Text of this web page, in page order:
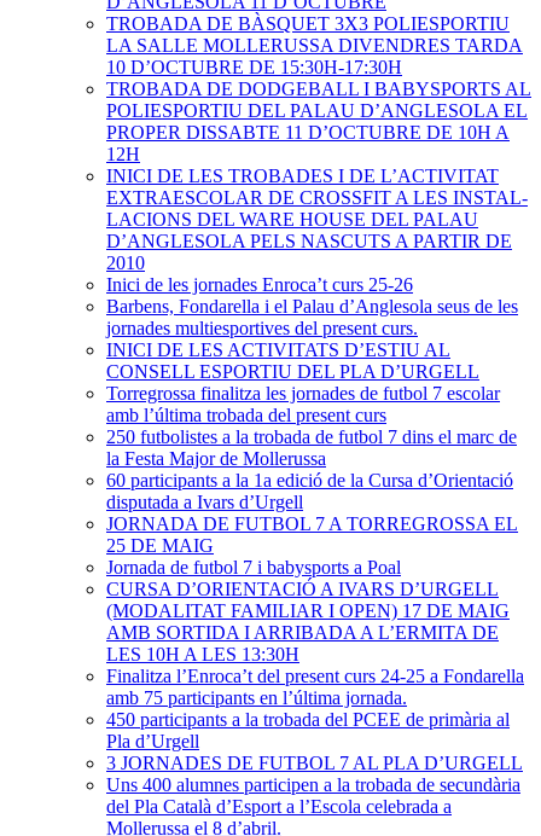
TROBADA DE BÀSQUET 3X3 POLIESPORTIU
LA SALLE MOLLERUSSA DIVENDRES TARDA
10 D’OCTUBRE DE 15:30H-17:30H
TROBADA DE DODGEBALL I BABYSPORTS AL
POLIESPORTIU DEL PALAU D’ANGLESOLA EL
PROPER DISSABTE 11 D’OCTUBRE DE 10H A
12H
INICI DE LES TROBADES I DE L’ACTIVITAT
EXTRAESCOLAR DE CROSSFIT A LES INSTAL-
LACIONS DEL WARE HOUSE DEL PALAU
D’ANGLESOLA PELS NASCUTS A PARTIR DE
2010
Inici de les jornades Enroca’t curs 25-26
Barbens, Fondarella i el Palau d’Anglesola seus de les
jornades multiesportives del present curs.
INICI DE LES ACTIVITATS D’ESTIU AL
CONSELL ESPORTIU DEL PLA D’URGELL
Torregrossa finalitza les jornades de futbol 7 escolar
amb l’última trobada del present curs
250 futbolistes a la trobada de futbol 7 dins el marc de
la Festa Major de Mollerussa
60 participants a la 1a edició de la Cursa d’Orientació
disputada a Ivars d’Urgell
JORNADA DE FUTBOL 7 A TORREGROSSA EL
25 DE MAIG
Jornada de futbol 7 i babysports a Poal
CURSA D’ORIENTACIÓ A IVARS D’URGELL
(MODALITAT FAMILIAR I OPEN) 17 DE MAIG
AMB SORTIDA I ARRIBADA A L’ERMITA DE
LES 10H A LES 13:30H
Finalitza l’Enroca’t del present curs 24-25 a Fondarella
amb 75 participants en l’última jornada.
450 participants a la trobada del PCEE de primària al
Pla d’Urgell
3 JORNADES DE FUTBOL 7 AL PLA D’URGELL
Uns 400 alumnes participen a la trobada de secundària
del Pla Català d’Esport a l’Escola celebrada a
Mollerussa el 8 d’abril.